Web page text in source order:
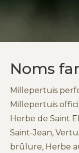
Noms
Millepertuis
Millepertuis
Herbe de Saint
Saint-Jean,
brûlure, Herbe